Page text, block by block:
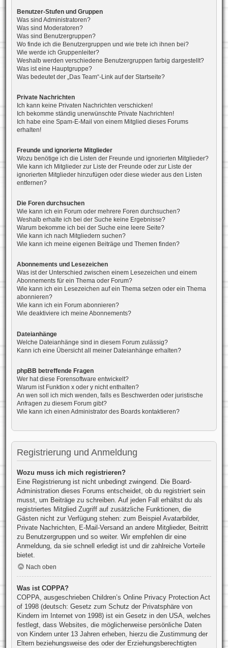
Benutzer-Stufen und Gruppen
Was sind Administratoren?
Was sind Moderatoren?
Was sind Benutzergruppen?
Wo finde ich die Benutzergruppen und wie trete ich ihnen bei?
Wie werde ich Gruppenleiter?
Weshalb werden verschiedene Benutzergruppen farbig dargestellt?
Was ist eine Hauptgruppe?
Was bedeutet der „Das Team“-Link auf der Startseite?
Private Nachrichten
Ich kann keine Privaten Nachrichten verschicken!
Ich bekomme ständig unerwünschte Private Nachrichten!
Ich habe eine Spam-E-Mail von einem Mitglied dieses Forums
erhalten!
Freunde und ignorierte Mitglieder
Wozu benötige ich die Listen der Freunde und ignorierten Mitglieder?
Wie kann ich Mitglieder zur Liste der Freunde oder zur Liste der
ignorierten Mitglieder hinzufügen oder diese wieder aus den Listen
entfernen?
Die Foren durchsuchen
Wie kann ich ein Forum oder mehrere Foren durchsuchen?
Weshalb erhalte ich bei der Suche keine Ergebnisse?
Warum bekomme ich bei der Suche eine leere Seite?
Wie kann ich nach Mitgliedern suchen?
Wie kann ich meine eigenen Beiträge und Themen finden?
Abonnements und Lesezeichen
Was ist der Unterschied zwischen einem Lesezeichen und einem
Abonnements für ein Thema oder Forum?
Wie kann ich ein Lesezeichen auf ein Thema setzen oder ein Thema
abonnieren?
Wie kann ich ein Forum abonnieren?
Wie deaktiviere ich meine Abonnements?
Dateianhänge
Welche Dateianhänge sind in diesem Forum zulässig?
Kann ich eine Übersicht all meiner Dateianhänge erhalten?
phpBB betreffende Fragen
Wer hat diese Forensoftware entwickelt?
Warum ist Funktion x oder y nicht enthalten?
An wen soll ich mich wenden, falls es Beschwerden oder juristische
Anfragen zu diesem Forum gibt?
Wie kann ich einen Administrator des Boards kontaktieren?
Registrierung und Anmeldung
Wozu muss ich mich registrieren?
Eine Registrierung ist nicht unbedingt zwingend. Die Board-
Administration dieses Forums entscheidet, ob du registriert sein
musst, um Beiträge zu schreiben. Auf jeden Fall erhältst du als
registriertes Mitglied Zugriff auf zusätzliche Funktionen, die
Gästen nicht zur Verfügung stehen: zum Beispiel Avatarbilder,
Private Nachrichten, E-Mail-Versand an andere Mitglieder, Beitritt
zu Benutzergruppen und so weiter. Wir empfehlen dir eine
Anmeldung, da sie schnell erledigt ist und dir zahlreiche Vorteile
bietet.
Nach oben
Was ist COPPA?
COPPA, ausgeschrieben Children’s Online Privacy Protection Act
of 1998 (deutsch: Gesetz zum Schutz der Privatsphäre von
Kindern im Internet von 1998) ist ein Gesetz in den USA, welches
festlegt, dass Websites, die möglicherweise persönliche Daten
von Kindern unter 13 Jahren erheben, hierzu die Zustimmung der
Eltern beziehungsweise des oder der Erziehungsberechtigten